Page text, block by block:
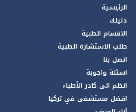
الرئيسية
دليلك
الاقسام الطبية
طلب الاستشارة الطبية
اتصل بنا
اسئلة واجوبة
انظم الى كادر الأطباء
افضل مستشفى في تركيا